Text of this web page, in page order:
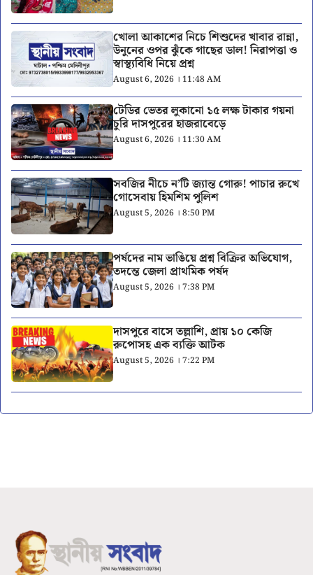
খোলা আকাশের নিচে শিশুদের খাবার রান্না,
উনুনের ওপর ঝুঁকে গাছের ডাল! নিরাপত্তা ও
স্বাস্থ্যবিধি নিয়ে প্রশ্ন
August 6, 2026 । 11:48 AM
টেডির ভেতর লুকানো ১৫ লক্ষ টাকার গয়না
চুরি দাসপুরের হাজরাবেড়ে
August 6, 2026 । 11:30 AM
সবজির নীচে ন’টি জ্যান্ত গোরু! পাচার রুখে
গোসেবায় হিমশিম পুলিশ
August 5, 2026 । 8:50 PM
পর্ষদের নাম ভাঙিয়ে প্রশ্ন বিক্রির অভিযোগ,
তদন্তে জেলা প্রাথমিক পর্ষদ
August 5, 2026 । 7:38 PM
দাসপুরে বাসে তল্লাশি, প্রায় ১০ কেজি
রুপোসহ এক ব্যক্তি আটক
August 5, 2026 । 7:22 PM